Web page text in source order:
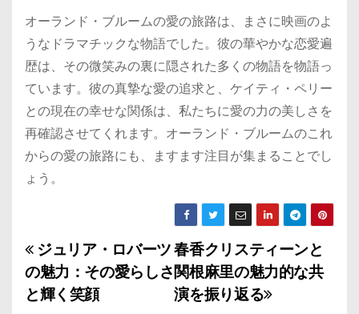
オーランド・ブルームの愛の旅路は、まさに映画のよ
うなドラマチックな物語でした。彼の華やかな恋愛遍
歴は、その微笑みの裏に隠された多くの物語を物語っ
ています。彼の真摯な愛の追求と、ケイティ・ペリー
との現在の幸せな関係は、私たちに愛の力の美しさを
再確認させてくれます。オーランド・ブルームのこれ
からの愛の旅路にも、ますます注目が集まることでし
ょう。
投
稿
春香クリスティーンと
関根麻里の魅力的な共
演を振り返る
ジュリア・ロバーツ
の魅力：その愛らしさ
と輝く笑顔